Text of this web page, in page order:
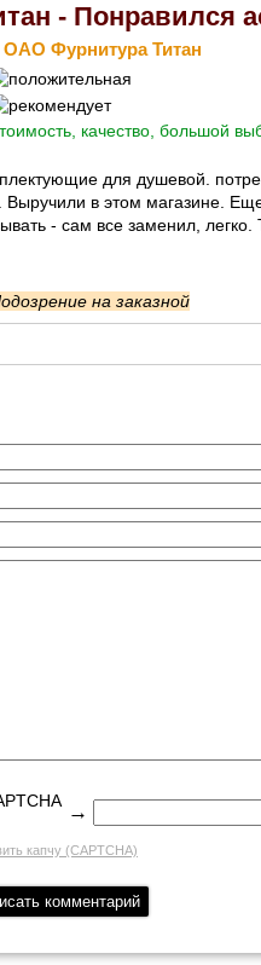
- Понравился
ОАО Фурнитура Титан
качество, большой
для душевой.
Выручили в этом магазине.
- сам все заменил,
на заказной
→
капчу (CAPTCHA)